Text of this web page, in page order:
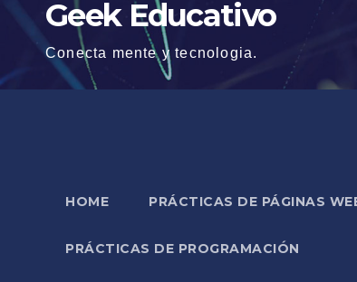
Geek Educativo
Conecta mente y tecnologia.
HOME PRÁCTICAS DE PÁGINAS
PRÁCTICAS DE PROGRAMACIÓN